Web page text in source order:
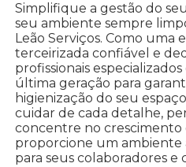
Simplifique a gestão do
seu ambiente sempre
Leão Serviços. Como uma
terceirizada confiável e
profissionais
última geração para
higienização do seu
cuidar de cada detalhe,
concentre no crescimento
proporcione um ambiente
para seus colaboradores e